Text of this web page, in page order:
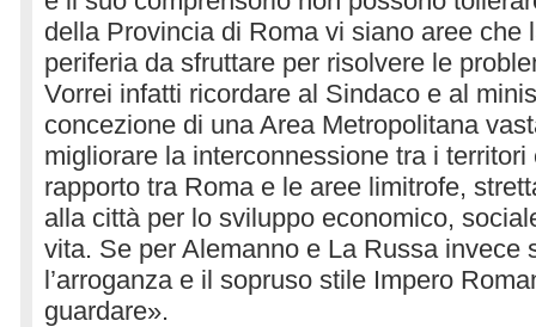
della Provincia di Roma vi siano aree che
periferia da sfruttare per risolvere le
Vorrei infatti ricordare al Sindaco e al
concezione di una Area Metropolitana
migliorare la interconnessione tra i
rapporto tra Roma e le aree limitrofe,
alla città per lo sviluppo economico,
vita. Se per Alemanno e La Russa invece
l’arroganza e il sopruso stile Impero
guardare».